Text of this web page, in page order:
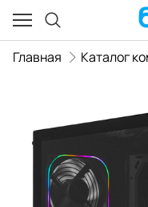
Главная Каталог